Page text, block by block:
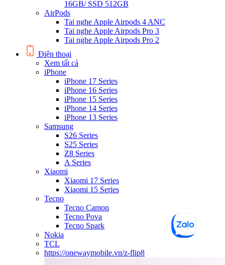
16GB/ SSD 512GB
AirPods
Tai nghe Apple Airpods 4 ANC
Tai nghe Apple Airpods Pro 3
Tai nghe Apple Airpods Pro 2
Điện thoại
Xem tất cả
iPhone
iPhone 17 Series
iPhone 16 Series
iPhone 15 Series
iPhone 14 Series
iPhone 13 Series
Samsung
S26 Series
S25 Series
Z8 Series
A Series
Xiaomi
Xiaomi 17 Series
Xiaomi 15 Series
Tecno
Tecno Camon
Tecno Pova
Tecno Spark
Nokia
TCL
https://onewaymobile.vn/z-flip8